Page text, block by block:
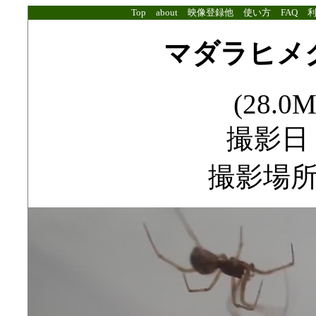
Top about 映像登録他 使い方 FAQ
マダラヒメ
撮影日
撮影場